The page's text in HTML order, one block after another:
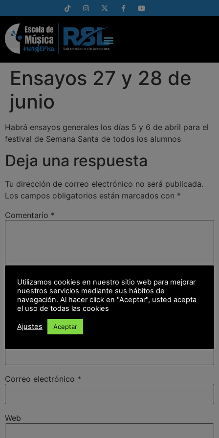
Ensayos 27 y 28 de
junio
Habrá ensayos generales los días 5 y 6 de abril para el
festival de Semana Santa de todos los alumnos
Deja una respuesta
Tu dirección de correo electrónico no será publicada.
Los campos obligatorios están marcados con *
Comentario *
Correo electrónico *
Web
Utilizamos cookies en nuestro sitio web para mejorar
nuestros servicios mediante sus hábitos de
navegación. Al hacer click en "Aceptar", usted acepta
el uso de todas las cookies
Ajustes Aceptar